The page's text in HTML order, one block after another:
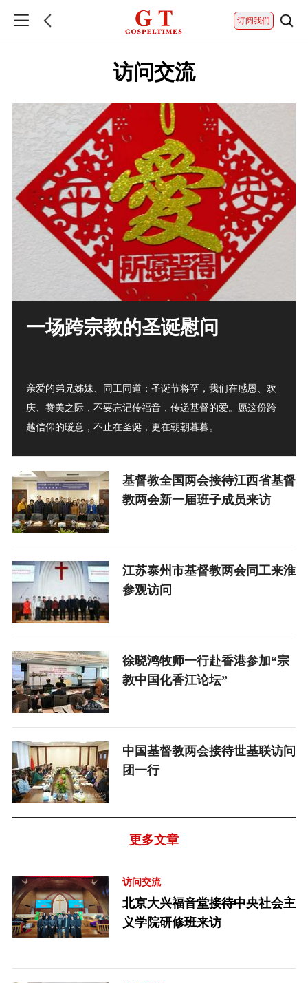
订阅我们
访问交流
一场跨宗教的圣诞慰问
亲爱的弟兄姊妹、同工同道：圣诞节将至，我们在感恩、欢
庆、赞美之际，不要忘记传福音，传递基督的爱。愿这份跨
越信仰的暖意，不止在圣诞，更在朝朝暮暮。
基督教全国两会接待江西省基督
教两会新一届班子成员来访
江苏泰州市基督教两会同工来淮
参观访问
徐晓鸿牧师一行赴香港参加“宗
教中国化香江论坛”
中国基督教两会接待世基联访问
团一行
更多文章
访问交流
北京大兴福音堂接待中央社会主
义学院研修班来访